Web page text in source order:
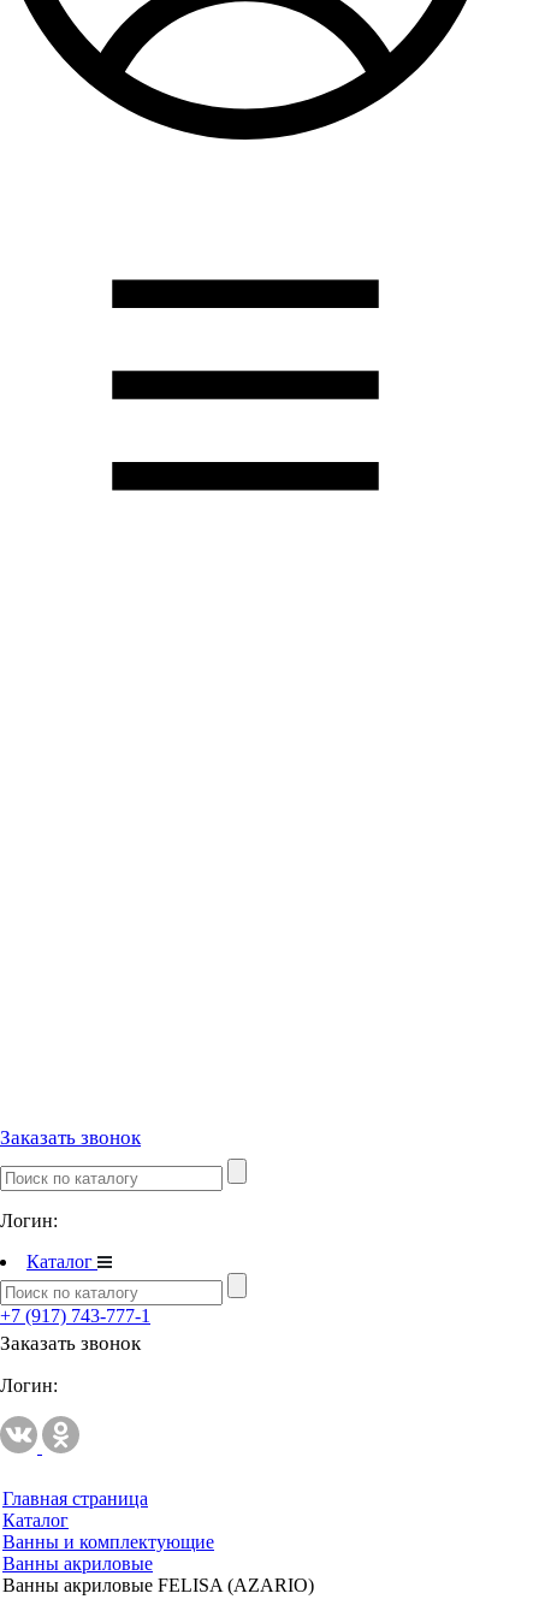
Заказать звонок
Логин:
Каталог
+7 (917) 743-777-1
Заказать звонок
Логин:
Главная страница
Каталог
Ванны и комплектующие
Ванны акриловые
Ванны акриловые FELISA (AZARIO)
Душевые кабины
Душевые перегородки
Развернуть(2)
Задвижки и комплектующие
Канализация
Канализационная труба и фитинги полипропилен (ПП)
Котлы отопительные
Полипропиленовые трубы и фитинги
Полипропиленовые трубы и фитинги VALTEC
Комплектующие к полотенцесушителям
Полотенцесушители водяные
Полотенцесушители электрические
Приборы учета и измерений
Комплектующие для приборов учета и измерений
Манометры и термометры
Счетчики газа
Развернуть
Радиаторы отопления